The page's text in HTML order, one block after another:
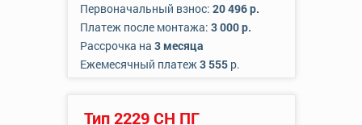
Первоначальный взнос: 20 496 р.
Платеж после монтажа: 3 000 р.
Рассрочка на 3 месяца
Ежемесячный платеж3 555р.
Тип 2229 СН ПГ